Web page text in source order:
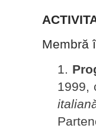
Membră
1999,